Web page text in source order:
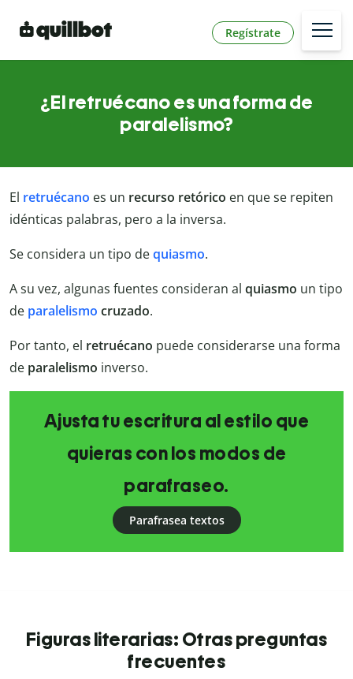
Regístrate
¿El retruécano es una forma de
paralelismo?
El retruécano es un recurso retórico en que se repiten
idénticas palabras, pero a la inversa.
Se considera un tipo dequiasmo.
A su vez, algunas fuentes consideran al quiasmo un tipo
de paralelismo cruzado.
Por tanto, el retruécano puede considerarse una forma
de paralelismo inverso.
Ajusta tu escritura al estilo que
quieras con los modos de
parafraseo.
Parafrasea textos
Figuras literarias: Otras preguntas
frecuentes